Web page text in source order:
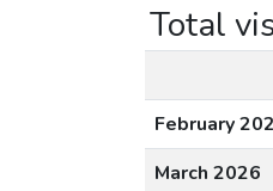
Total
February
March 2026